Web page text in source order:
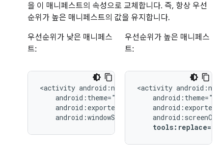
을 이 매니페스트의 속성으로 교체합니다. 즉, 항상 우선
순위가 높은 매니페스트의 값을 유지합니다.
우선순위가 낮은 매니페스
트:
<activity
우선순위가 높은 매니페스
트:
<activity